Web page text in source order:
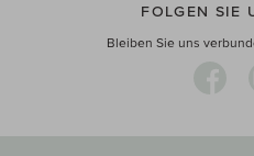
FOLGEN SIE
Bleiben Sie uns